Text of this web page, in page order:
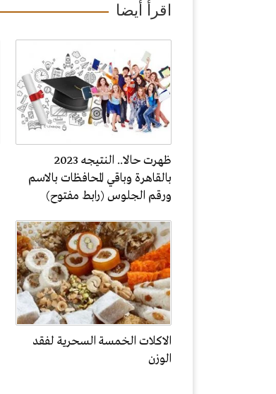
اقرأ أيضا
ظهرت حالا.. النتيجه 2023
بالقاهرة وباقي المحافظات بالاسم
ورقم الجلوس (رابط مفتوح)
الاكلات الخمسة السحرية لفقد
الوزن